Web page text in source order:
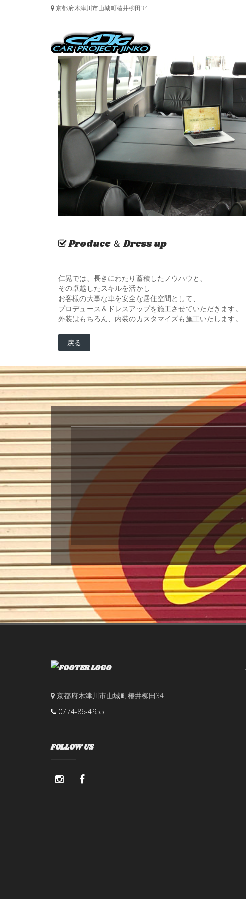
京都府木津川市山城町椿井柳田34
Produce ＆ Dress up
仁晃では、長きにわたり蓄積したノウハウと、
その卓越したスキルを活かし
お客様の大事な車を安全な居住空間として、
プロデュース＆ドレスアップを施工させていただきます。
外装はもちろん、内装のカスタマイズも施工いたします。
戻る
京都府木津川市山城町椿井柳田34
0774-86-4955
FOLLOW US